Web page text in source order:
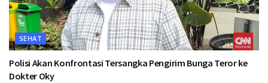
SEHAT
Polisi Akan Konfrontasi Tersangka Pengirim Bunga Teror ke
Dokter Oky